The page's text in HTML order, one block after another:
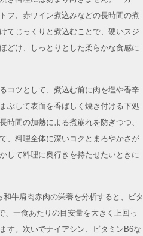
フ、赤ワイン煮込みなどの長時間の煮
てじっくりと煮込むことで、硬いスジ
どけ、しっとりとした柔らかな食感に
コツとして、煮込む前に肉を塩や香辛
ぶして表面を香ばしく焼き付ける下処
時間の加熱による煮崩れを防ぎつつ、
、料理全体に深いコクとまろやかさが
して料理に奥行きを持たせたいときに
牛肩肉赤肉の栄養を分析すると、ビタ
、一食あたりの目安量を大きく上回っ
す。次いでナイアシン、ビタミンB6な